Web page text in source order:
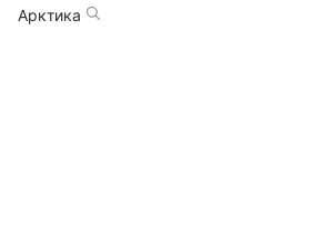
Арктика